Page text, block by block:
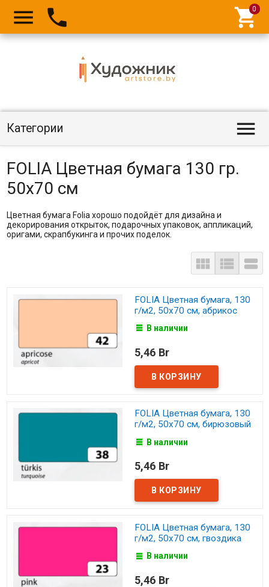
  
Категории 
FOLIA Цветная бумага 130 гр.
50х70 см
Цветная бумага Folia хорошо подойдёт для дизайна и
декорирования открыток, подарочных упаковок, аппликаций,
оригами, скрапбукинга и прочих поделок.
  
FOLIA Цветная бумага, 130
г/м2, 50х70 см, абрикос
В наличии
5,46 Br
FOLIA Цветная бумага, 130
г/м2, 50х70 см, бирюзовый
В наличии
5,46 Br
FOLIA Цветная бумага, 130
г/м2, 50х70 см, гвоздика
В наличии
5,46 Br